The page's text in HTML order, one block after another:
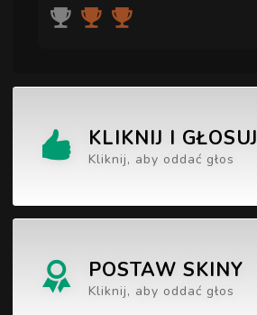
KLIKNIJ I GŁOSUJ
Kliknij, aby oddać głos
POSTAW SKINY
Kliknij, aby oddać głos